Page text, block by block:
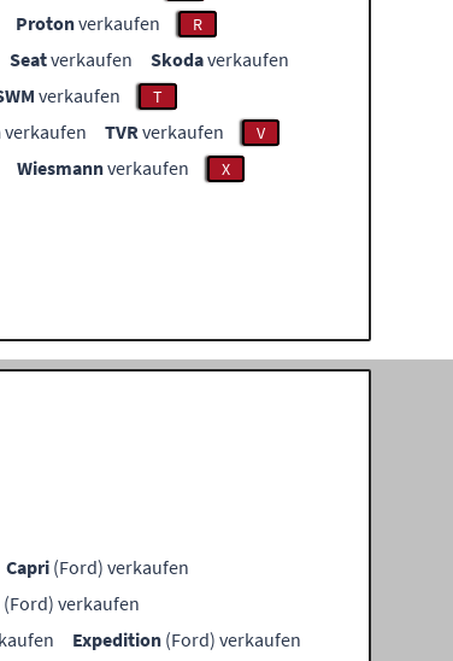
Protonverkaufen R
Seatverkaufen Skodaverkaufen
verkaufen T
verkaufen TVRverkaufen V
Wiesmannverkaufen X
Capri (Ford) verkaufen
(Ford) verkaufen
Expedition (Ford) verkaufen